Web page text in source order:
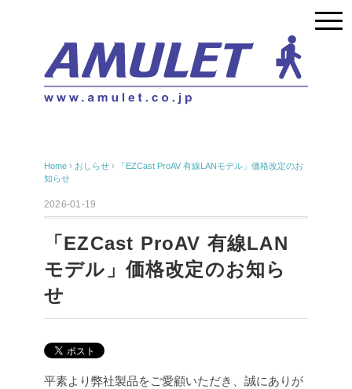
Home › おしらせ ›
「EZCast ProAV 有線LANモデル」価格改定のお
知らせ
2026-01-19
「EZCast ProAV 有線LAN
モデル」価格改定のお知ら
せ
平素より弊社製品をご愛顧いただき、誠にありが